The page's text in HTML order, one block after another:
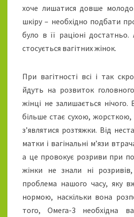
хоче лишатися довше
шкіру – необхідно подбати
було в її раціоні
стосується вагітних жінок.
При вагітності всі і так
йдуть на розвиток
жінці не залишається
більше стає сухою,
з’являтися розтяжки. Від
матки і вагінальні м’язи
а це провокує розриви при
жінки не знали ні
проблема нашого часу, яку
нормою, наскільки вона
того, Омега-3 необхідна